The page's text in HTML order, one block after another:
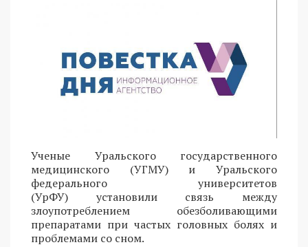
Ученые Уральского государственного
медицинского (УГМУ) и Уральского
федерального университетов
(УрФУ) установили связь между
злоупотреблением обезболивающими
препаратами при частых головных болях и
проблемами со сном.